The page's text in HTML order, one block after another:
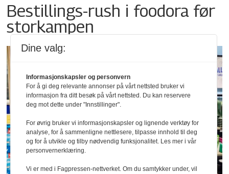
Bestillings-rush i foodora før
storkampen
Dine valg:
Informasjonskapsler og personvern
For å gi deg relevante annonser på vårt nettsted bruker vi
informasjon fra ditt besøk på vårt nettsted. Du kan reservere
deg mot dette under "Innstillinger".
For øvrig bruker vi informasjonskapsler og lignende verktøy for
analyse, for å sammenligne nettlesere, tilpasse innhold til deg
og for å utvikle og tilby nødvendig funksjonalitet. Les mer i vår
personvernerklæring.
Vi er med i Fagpressen-nettverket. Om du samtykker under, vil